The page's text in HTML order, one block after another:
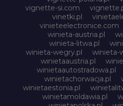
vignette-si.com
vinetki.pl
vinieteelectronice.com
winieta-austria.pl
winieta-litwa.pl
winieta-wegry.pl
winieta-
winietaaustria.pl
winietaautostradowa.pl
winietachorwacja.pl
winietaestonia.pl
winietamoldawia.pl